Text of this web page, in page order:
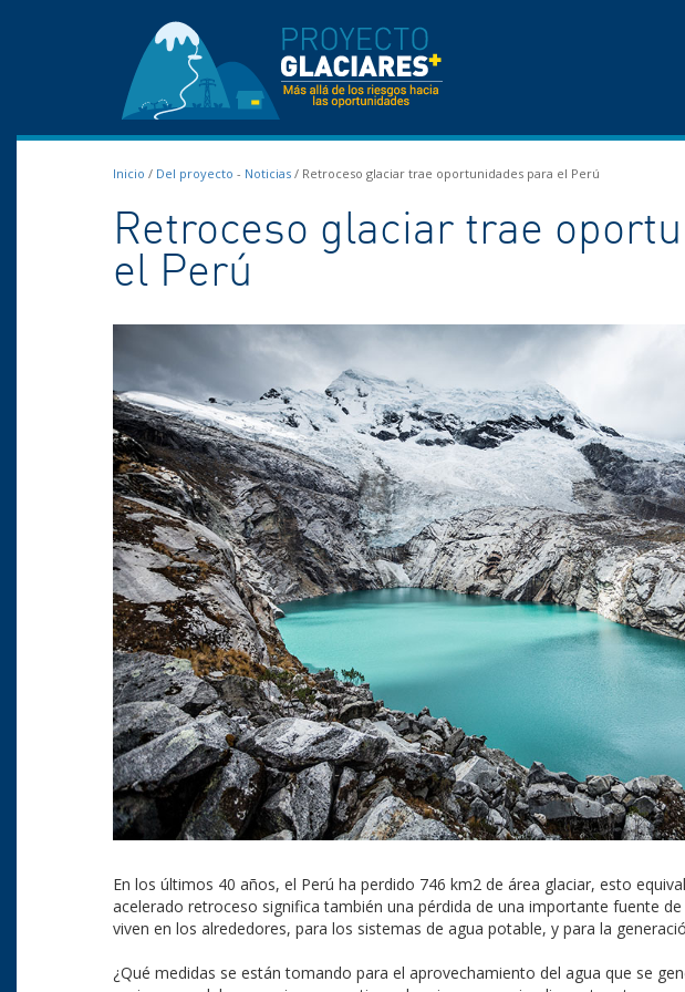
Inicio / Del proyecto - Noticias / Retroceso glaciar trae oportunidades para el Perú
Retroceso glaciar trae
el Perú
En los últimos 40 años, el Perú ha perdido 746 km2 de área glaciar, esto
acelerado retroceso significa también una pérdida de una importante fuente
viven en los alrededores, para los sistemas de agua potable, y para la
¿Qué medidas se están tomando para el aprovechamiento del agua que se